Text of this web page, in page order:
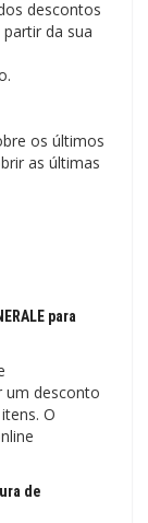
descontos
partir da sua
os últimos
as últimas
para
um desconto
O
de